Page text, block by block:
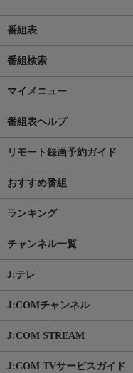
番組表
番組検索
マイメニュー
番組表ヘルプ
リモート録画予約ガイド
おすすめ番組
ランキング
チャンネル一覧
J:テレ
J:COMチャンネル
J:COM STREAM
J:COM TVサービスガイド